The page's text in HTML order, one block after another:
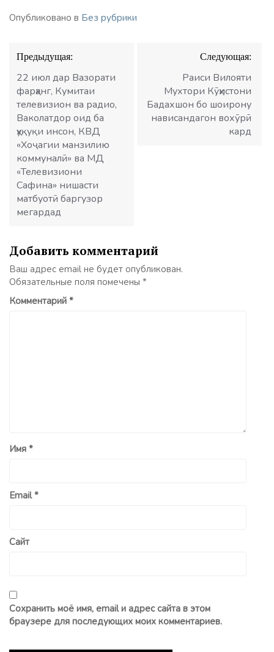
Опубликовано в Без рубрики
Навигация
по
записям
Предыдущая:
22 июл дар Вазорати
фарҳанг, Кумитаи
телевизион ва радио,
Ваколатдор оид ба
ҳуқуқи инсон, КВД
«Хоҷагии манзилию
коммуналӣ» ва МД
«Телевизиони
Сафина» нишасти
матбуотӣ баргузор
мегардад
Следующая:
Раиси Вилояти
Мухтори Кӯҳистони
Бадахшон бо шоирону
нависандагон вохӯрӣ
кард
Добавить комментарий
Ваш адрес email не будет опубликован.
Обязательные поля помечены *
Комментарий *
Имя *
Email*
Сайт
Сохранить моё имя, email и адрес сайта в этом
браузере для последующих моих комментариев.